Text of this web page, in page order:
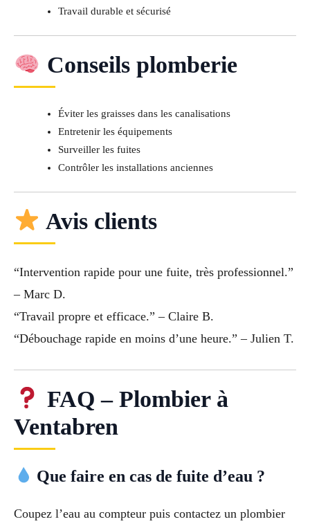
Travail durable et sécurisé
Conseils plomberie
Éviter les graisses dans les canalisations
Entretenir les équipements
Surveiller les fuites
Contrôler les installations anciennes
Avis clients
“Intervention rapide pour une fuite, très professionnel.”
– Marc D.
“Travail propre et efficace.” – Claire B.
“Débouchage rapide en moins d’une heure.” – Julien T.
FAQ – Plombier à
Ventabren
Que faire en cas de fuite d’eau ?
Coupez l’eau au compteur puis contactez un plombier